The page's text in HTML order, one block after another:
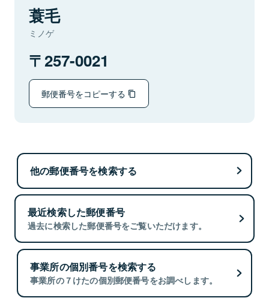
蓑毛
ミノゲ
257-0021
郵便番号をコピーする
他の郵便番号を検索する
最近検索した郵便番号
過去に検索した郵便番号をご覧いただけます。
事業所の個別番号を検索する
事業所の７けたの個別郵便番号をお調べします。